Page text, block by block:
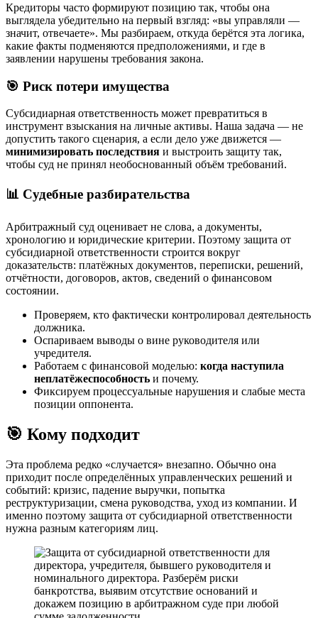
Кредиторы часто формируют позицию так, чтобы она
выглядела убедительно на первый взгляд: «вы управляли —
значит, отвечаете». Мы разбираем, откуда берётся эта логика,
какие факты подменяются предположениями, и где в
заявлении нарушены требования закона.
🎯 Риск потери имущества
Субсидиарная ответственность может превратиться в
инструмент взыскания на личные активы. Наша задача — не
допустить такого сценария, а если дело уже движется —
минимизировать последствия и выстроить защиту так,
чтобы суд не принял необоснованный объём требований.
📊 Судебные разбирательства
Арбитражный суд оценивает не слова, а документы,
хронологию и юридические критерии. Поэтому защита от
субсидиарной ответственности строится вокруг
доказательств: платёжных документов, переписки, решений,
отчётности, договоров, актов, сведений о финансовом
состоянии.
Проверяем, кто фактически контролировал деятельность
должника.
Оспариваем выводы о вине руководителя или
учредителя.
Работаем с финансовой моделью: когда наступила
неплатёжеспособность и почему.
Фиксируем процессуальные нарушения и слабые места
позиции оппонента.
🎯 Кому подходит
Эта проблема редко «случается» внезапно. Обычно она
приходит после определённых управленческих решений и
событий: кризис, падение выручки, попытка
реструктуризации, смена руководства, уход из компании. И
именно поэтому защита от субсидиарной ответственности
нужна разным категориям лиц.